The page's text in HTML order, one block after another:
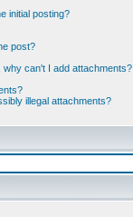
initial posting?
post?
can't I add attachments?
illegal attachments?